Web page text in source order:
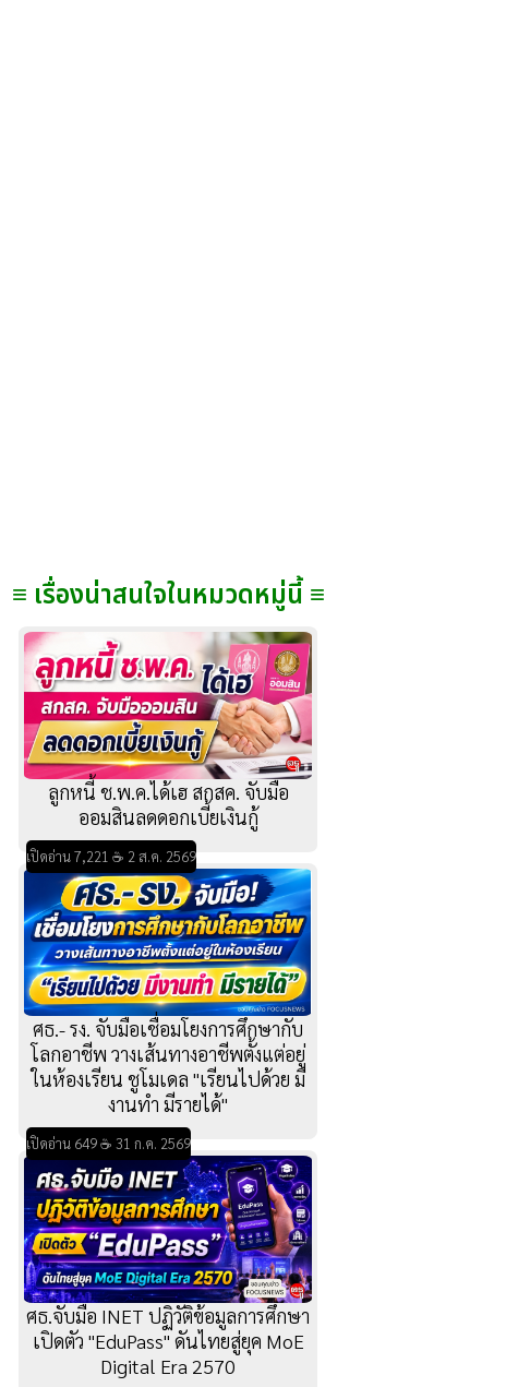
≡ เรื่องน่าสนใจในหมวดหมู่นี้ ≡
ลูกหนี้ ช.พ.ค.ได้เฮ สกสค. จับมือ
ออมสินลดดอกเบี้ยเงินกู้
เปิดอ่าน 7,221 ☕ 2 ส.ค. 2569
ศธ.- รง. จับมือเชื่อมโยงการศึกษากับ
โลกอาชีพ วางเส้นทางอาชีพตั้งแต่อยู่
ในห้องเรียน ชูโมเดล "เรียนไปด้วย มี
งานทำ มีรายได้"
เปิดอ่าน 649 ☕ 31 ก.ค. 2569
ศธ.จับมือ INET ปฏิวัติข้อมูลการศึกษา
เปิดตัว "EduPass" ดันไทยสู่ยุค MoE
Digital Era 2570